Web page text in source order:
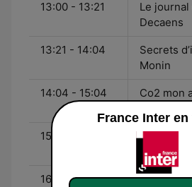
13:00 - 13:21
Le
Decaens
13:21 - 14:04
Secrets
Monin
14:04 - 15:04
Co2 mon
15:04 - 16:04
La
16:04 - 17:04
Comme
France Inter